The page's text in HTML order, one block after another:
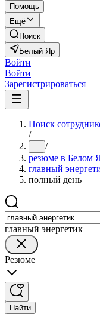
Помощь
Ещё
Поиск
Белый Яр
Войти
Войти
Зарегистрироваться
Поиск
/
... /
резюме в Белом
главный
полный день
главный энергетик
Резюме
Найти